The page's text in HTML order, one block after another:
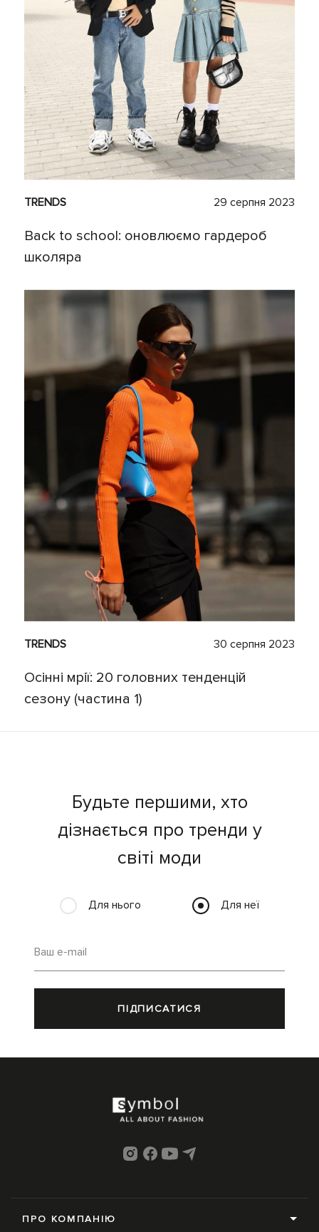
TRENDS 29 серпня 2023
Back to school: оновлюємо гардероб
школяра
TRENDS 30 серпня 2023
Осінні мрії: 20 головних тенденцій
сезону (частина 1)
Будьте першими, хто
дізнається про тренди у
світі моди
Для нього Для неї
Ваш e-mail
ПІДПИСАТИСЯ
ПРО КОМПАНІЮ